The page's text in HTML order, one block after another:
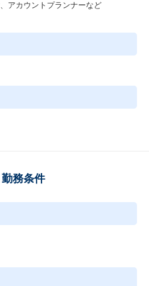
アカウントプランナーなど
勤務条件